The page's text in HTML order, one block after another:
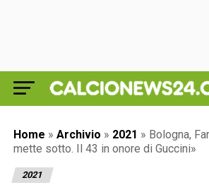
Home » Archivio » 2021 » Bologna,
mette sotto. Il 43 in onore di Guccini»
2021